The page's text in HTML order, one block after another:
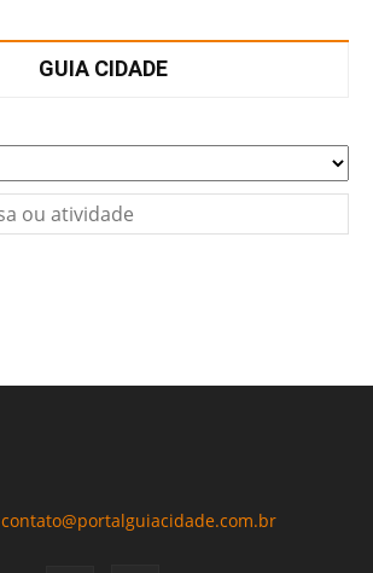
GUIA CIDADE
contato@portalguiacidade.com.br